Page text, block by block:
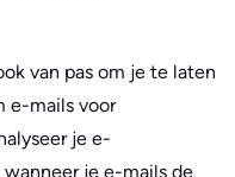
van pas om je te laten
e-mails voor
je e-
je e-mails de